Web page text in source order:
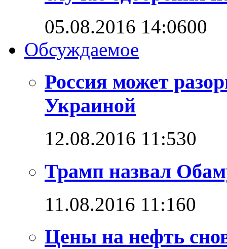
05.08.2016 14:0600
Обсуждаемое
Россия может
Украиной
12.08.2016 11:530
Трамп назвал
11.08.2016 11:160
Цены на нефть